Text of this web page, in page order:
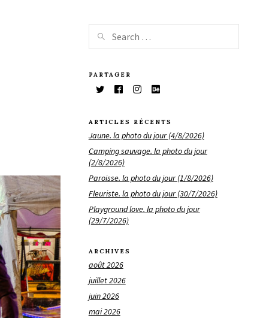
PARTAGER
ARTICLES RÉCENTS
Jaune. la photo du jour (4/8/2026)
Camping sauvage. la photo du jour
(2/8/2026)
Paroisse. la photo du jour (1/8/2026)
Fleuriste. la photo du jour (30/7/2026)
Playground love. la photo du jour
(29/7/2026)
ARCHIVES
août 2026
juillet 2026
juin 2026
mai 2026